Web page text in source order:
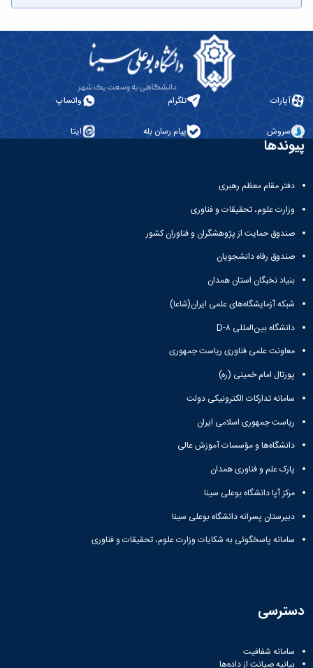
آپارات تلگرام واتساپ
سروش پیام رسان بله ایتا
پیوندها
دفتر مقام معظم رهبری
وزارت علوم، تحقیقات و فناوری
صندوق حمایت از پژوهشگران و فناوران کشور
صندوق رفاه دانشجویان
بنیاد نخبگان استان همدان
شبکه آزمایشگاه‌های علمی ایران(شاعا)
دانشگاه بین‌المللی D-۸
معاونت علمی فناوری ریاست جمهوری
پورتال امام خمینی (ره)
سامانه تدارکات الکترونیکی دولت
ریاست جمهوری اسلامی ایران
دانشگاه‌ها و مؤسسات آموزش عالی
پارک علم و فناوری همدان
مرکز آپا دانشگاه بوعلی سینا
دبیرستان پسرانه دانشگاه بوعلی سینا
سامانه پاسخگوئی به شکایات وزارت علوم، تحقیقات و فناوری
دسترسی
سامانه شفافیت
بیانیه صیانت از داده‌ها